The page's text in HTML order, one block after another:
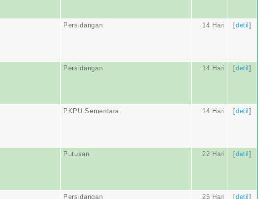
Persidangan 14 Hari [detil]
Persidangan 14 Hari [detil]
PKPU Sementara 14 Hari [detil]
Putusan 22 Hari [detil]
Persidangan 25 Hari [detil]